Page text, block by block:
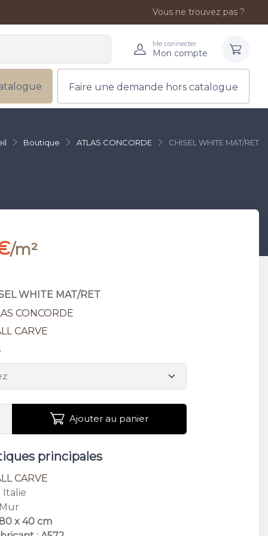
Vous ne trouvez pas ?
Me connecter
Mon compte
Faire une demande hors catalogue
Boutique ATLAS CONCORDE CHISEL WHITE MAT/RET
/m²
WHITE MAT/RET
CONCORDE
CARVE
Ajouter au panier
principales
CARVE
: Italie
x 40 cm